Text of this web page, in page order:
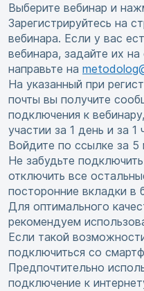
Выберите вебинар и
Зарегистрируйтесь на
вебинара. Если у вас
вебинара, задайте их
направьте на
На указанный при
почты вы получите
подключения к
участии за 1 день и за
Войдите по ссылке за 5
Не забудьте
отключить все
посторонние вкладки в
Для оптимального
рекомендуем
Если такой
подключиться со
Предпочтительно
подключение к